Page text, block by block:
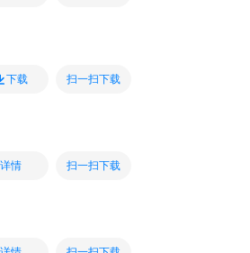
下载 扫一扫下载
详情 扫一扫下载